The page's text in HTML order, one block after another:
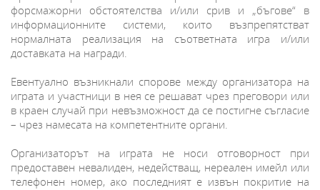
форсмажорни обстоятелства и/или срив и „бъгове“ в
информационните системи, които възпрепятстват
нормалната реализация на съответната игра и/или
доставката на награди.
Евентуално възникнали спорове между организатора на
играта и участници в нея се решават чрез преговори или
в краен случай при невъзможност да се постигне съгласие
– чрез намесата на компетентните органи.
Организаторът на играта не носи отговорност при
предоставен невалиден, недействащ, нереален имейл или
телефонен номер, ако последният е извън покритие на